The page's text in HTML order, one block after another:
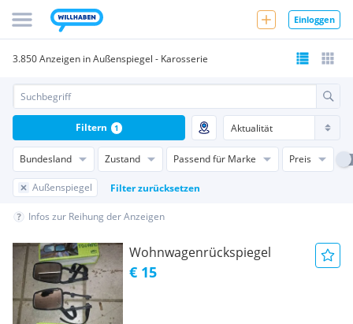
Einloggen
3.850 Anzeigen in Außenspiegel - Karosserie
Bundesland Zustand Passend für Marke Preis
Außenspiegel Filter zurücksetzen
Filtern 1
Infos zur Reihung der Anzeigen
Wohnwagenrückspiegel
€ 15